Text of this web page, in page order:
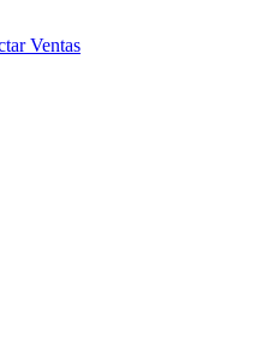
Ventas